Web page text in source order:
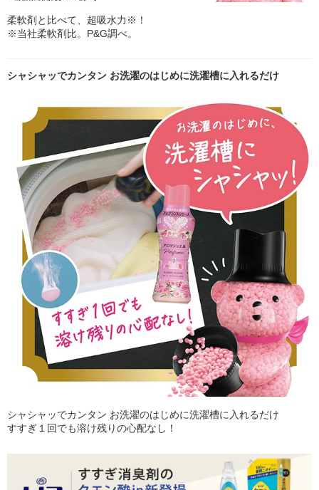
柔軟剤と比べて、超吸水力※！
※当社柔軟剤比。P&G調べ。
シャシャッでカンタン お洗濯のはじめに洗濯槽に入れるだけ
シャシャッでカンタン お洗濯のはじめに洗濯槽に入れるだけ
すすぎ１回でも溶け残りの心配なし！